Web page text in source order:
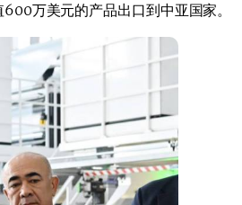
万美元的产品出口到中亚国家。